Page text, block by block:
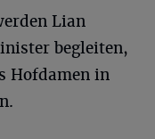
Lian
begleiten,
Hofdamen in